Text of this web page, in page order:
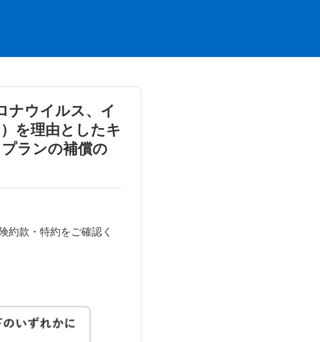
ナウイルス、イ
を理由としたキ
ランの補償の
約款・特約をご確認く